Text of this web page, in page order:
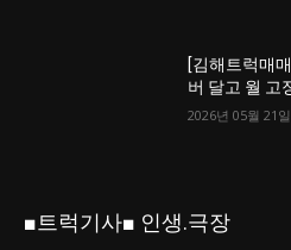
[김해트럭매
버 달고 월 고
2026년 05월 21일
■트럭기사■ 인생.극장